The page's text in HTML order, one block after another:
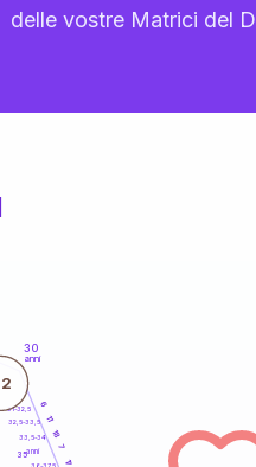
delle vostre Matrici del
30
anni
31-32,5
32,5-33,5
33,5-34
6
11
18
7
17
35anni